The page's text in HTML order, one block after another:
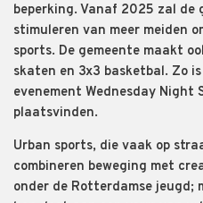
beperking. Vanaf 2025 zal
stimuleren van meer meiden
sports. De gemeente maakt
skaten en 3x3 basketbal. Zo
evenement Wednesday Night
plaatsvinden.
Urban sports, die vaak op
combineren beweging met
onder de Rotterdamse